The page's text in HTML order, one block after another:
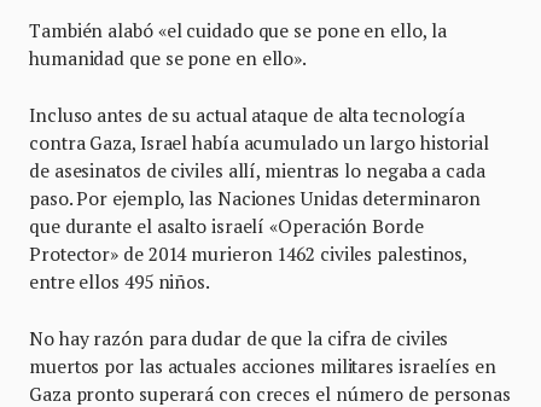
También alabó «el cuidado que se pone en ello, la
humanidad que se pone en ello».
Incluso antes de su actual ataque de alta tecnología
contra Gaza, Israel había acumulado un largo historial
de asesinatos de civiles allí, mientras lo negaba a cada
paso. Por ejemplo, las Naciones Unidas determinaron
que durante el asalto israelí «Operación Borde
Protector» de 2014 murieron 1462 civiles palestinos,
entre ellos 495 niños.
No hay razón para dudar de que la cifra de civiles
muertos por las actuales acciones militares israelíes en
Gaza pronto superará con creces el número de personas